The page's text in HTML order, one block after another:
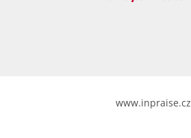
www.inpraise.cz